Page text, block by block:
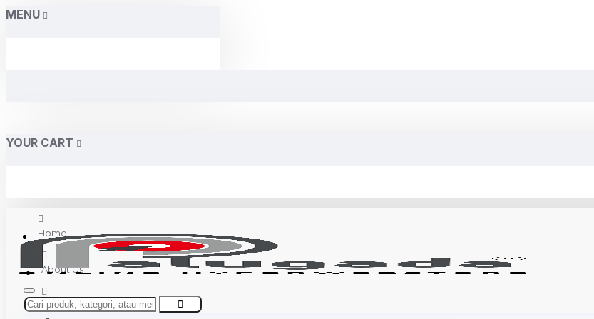
MENU
YOUR CART
Home
About Us
Contact